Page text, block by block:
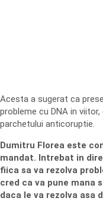
Acesta a sugerat ca
probleme cu DNA in
parchetului anticoruptie.
Dumitru Florea este
mandat. Intrebat in
fiica sa va rezolva
cred ca va pune mana
daca le va rezolva asa